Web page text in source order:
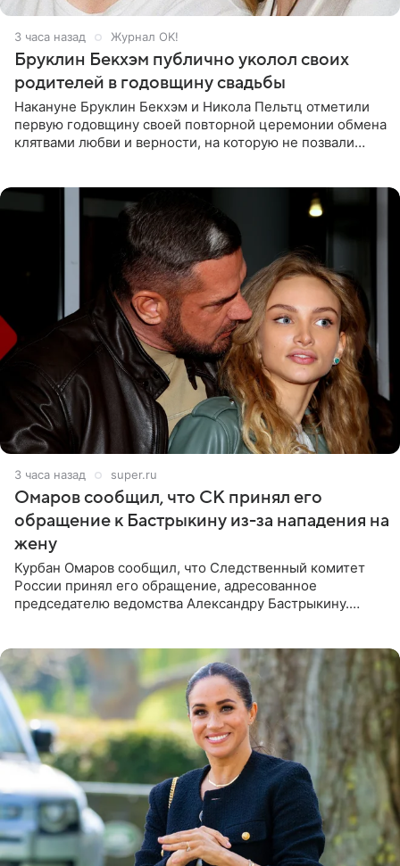
3 часа назад Журнал OK!
Бруклин Бекхэм публично уколол своих
родителей в годовщину свадьбы
Накануне Бруклин Бекхэм и Никола Пельтц отметили
первую годовщину своей повторной церемонии обмена
клятвами любви и верности, на которую не позвали
3 часа назад super.ru
Омаров сообщил, что СК принял его
обращение к Бастрыкину из-за нападения на
жену
Курбан Омаров сообщил, что Следственный комитет
России принял его обращение, адресованное
председателю ведомства Александру Бастрыкину.